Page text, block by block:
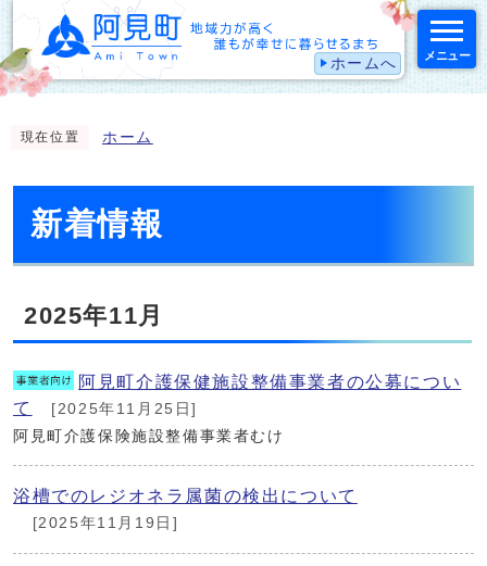
ホームへ メニュー
現在位置 ホーム
新着情報
2025年11月
阿見町介護保健施設整備事業者の公募につい
て
[2025年11月25日]
阿見町介護保険施設整備事業者むけ
浴槽でのレジオネラ属菌の検出について
[2025年11月19日]